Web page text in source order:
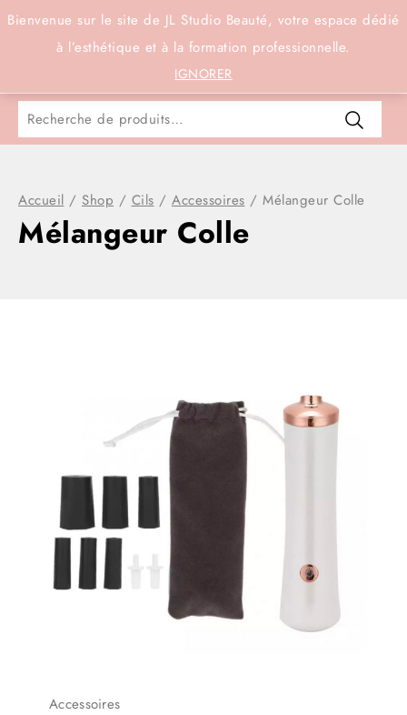
Bienvenue sur le site de JL Studio Beauté, votre espace dédié
à l’esthétique et à la formation professionnelle.
IGNORER
Connexion
Accueil / Shop / Cils / Accessoires / Mélangeur Colle
Mélangeur Colle
Accessoires